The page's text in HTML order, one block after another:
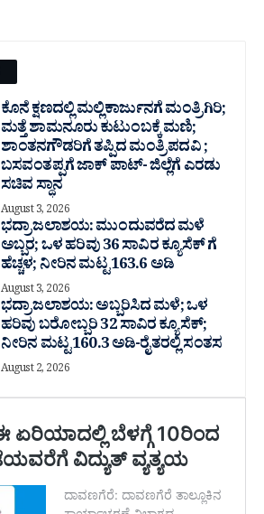
ಕೊನೆ ಕ್ಷಣದಲ್ಲಿ ಮಲ್ಲಿಕಾರ್ಜುನಗೆ ಮಂತ್ರಿಗಿರಿ;
ಮತ್ತೆ ಶಾಮನೂರು ಕುಟುಂಬಕ್ಕೆ ಮಣಿ;
ಶಾಂತನಗೌಡರಿಗೆ ತಪ್ಪಿದ ಮಂತ್ರಿ ಪದವಿ ;
ಬಸವಂತಪ್ಪಗೆ ಜಾಕ್ ಪಾಟ್- ಜಿಲ್ಲೆಗೆ ಎರಡು
ಸಚಿವ ಸ್ಥಾನ
August 3, 2026
ಭದ್ರಾ ಜಲಾಶಯ: ಮುಂದುವರೆದ ಮಳೆ
ಅಬ್ಬರ; ಒಳ ಹರಿವು 36 ಸಾವಿರ‌ ಕ್ಯೂಸೆಕ್ ಗೆ
ಹೆಚ್ಚಳ; ನೀರಿನ ಮಟ್ಟ 163.6 ಅಡಿ
August 3, 2026
ಭದ್ರಾ ಜಲಾಶಯ: ಅಬ್ಬರಿಸಿದ ಮಳೆ; ಒಳ
ಹರಿವು ಬರೋಬ್ಬರಿ 32 ಸಾವಿರ‌ ಕ್ಯೂಸೆಕ್;
ನೀರಿನ ಮಟ್ಟ 160.3 ಅಡಿ-ರೈತರಲ್ಲಿ ಸಂತಸ
August 2, 2026